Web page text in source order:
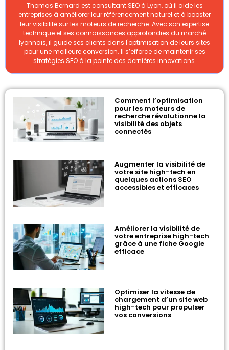
Thomas Bernard est consultant SEO à Lyon, où il aide les
entreprises à améliorer leur référencement naturel et à booster
leur visibilité sur les moteurs de recherche. Avec son expertise
technique et ses connaissances approfondies du marché
lyonnais, il guide ses clients dans l'optimisation de leurs sites
pour une meilleure conversion. Il s’efforce de maintenir ses
stratégies SEO à la pointe des dernières innovations.
Comment l’optimisation
pour les moteurs de
recherche révolutionne la
visibilité des objets
connectés
Augmenter la visibilité de
votre site high-tech en
quelques actions SEO
accessibles et efficaces
Améliorer la visibilité de
votre entreprise high-tech
grâce à une fiche Google
efficace
Optimiser la vitesse de
chargement d’un site web
high-tech pour propulser
vos conversions